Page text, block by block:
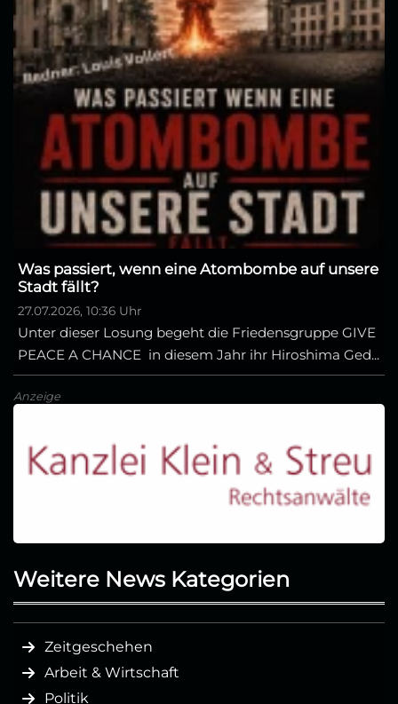
Was passiert, wenn eine Atombombe auf unsere
Stadt fällt?
27.07.2026, 10:36 Uhr
Unter dieser Losung begeht die Friedensgruppe GIVE
PEACE A CHANCE in diesem Jahr ihr Hiroshima Ged...
Anzeige
Weitere News Kategorien
Zeitgeschehen
Arbeit & Wirtschaft
Politik